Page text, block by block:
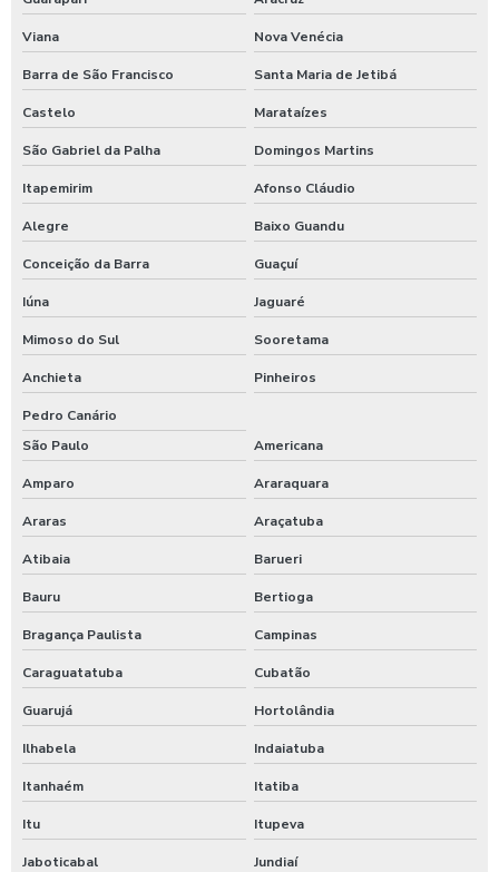
Viana Nova Venécia
Barra de São Francisco Santa Maria de Jetibá
Castelo Marataízes
São Gabriel da Palha Domingos Martins
Itapemirim Afonso Cláudio
Alegre Baixo Guandu
Conceição da Barra Guaçuí
Iúna Jaguaré
Mimoso do Sul Sooretama
Anchieta Pinheiros
Pedro Canário
São Paulo
Americana
Amparo Araraquara
Araras Araçatuba
Atibaia Barueri
Bauru Bertioga
Bragança Paulista Campinas
Caraguatatuba Cubatão
Guarujá Hortolândia
Ilhabela Indaiatuba
Itanhaém Itatiba
Itu Itupeva
Jaboticabal Jundiaí